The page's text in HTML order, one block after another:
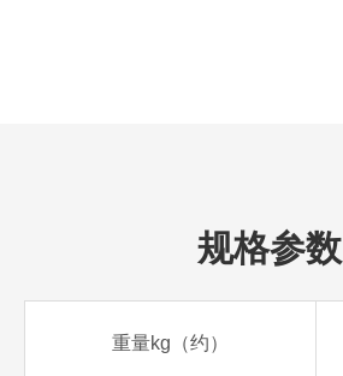
规格参数
重量kg（约）